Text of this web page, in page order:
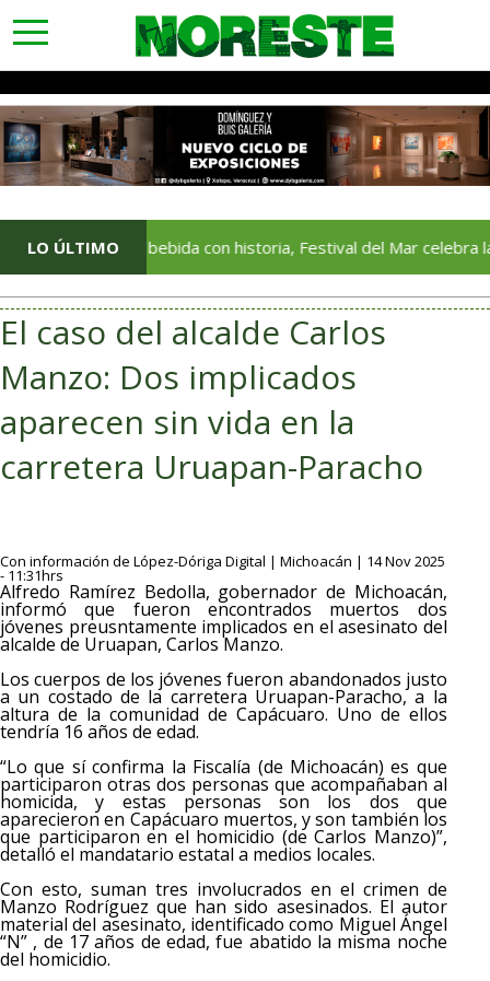
toggle
navigation
LO ÚLTIMO
Una bebida con historia, Festival del Mar celebra la
El caso del alcalde Carlos
Manzo: Dos implicados
aparecen sin vida en la
carretera Uruapan-Paracho
Con información de López-Dóriga Digital | Michoacán | 14 Nov 2025
- 11:31hrs
Alfredo Ramírez Bedolla, gobernador de Michoacán,
informó que fueron encontrados muertos dos
jóvenes preusntamente implicados en el asesinato del
alcalde de Uruapan, Carlos Manzo.
Los cuerpos de los jóvenes fueron abandonados justo
a un costado de la carretera Uruapan-Paracho, a la
altura de la comunidad de Capácuaro. Uno de ellos
tendría 16 años de edad.
“Lo que sí confirma la Fiscalía (de Michoacán) es que
participaron otras dos personas que acompañaban al
homicida, y estas personas son los dos que
aparecieron en Capácuaro muertos, y son también los
que participaron en el homicidio (de Carlos Manzo)”,
detalló el mandatario estatal a medios locales.
Con esto, suman tres involucrados en el crimen de
Manzo Rodríguez que han sido asesinados. El autor
material del asesinato, identificado como Miguel Ángel
“N” , de 17 años de edad, fue abatido la misma noche
del homicidio.